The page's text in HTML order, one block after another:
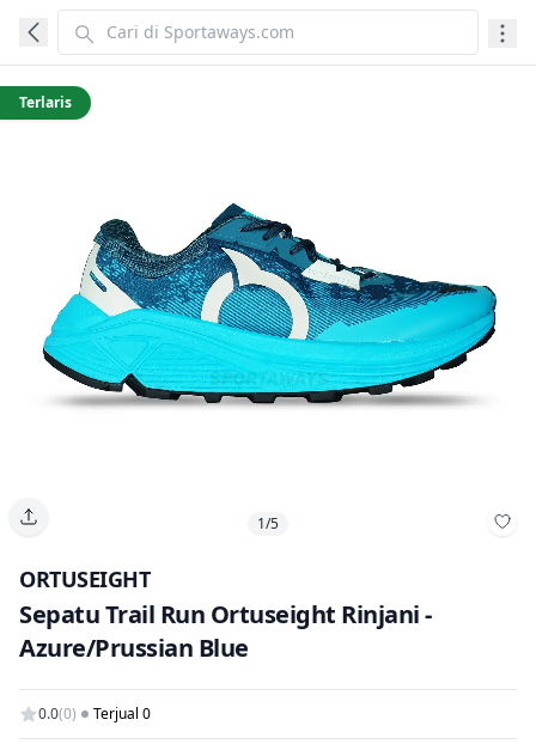
Terlaris
1/5
ORTUSEIGHT
Sepatu Trail Run Ortuseight Rinjani -
Azure/Prussian Blue
0.0(0) Terjual 0